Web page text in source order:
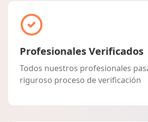
Profesionales Verificados
Todos nuestros profesionales
riguroso proceso de verificación